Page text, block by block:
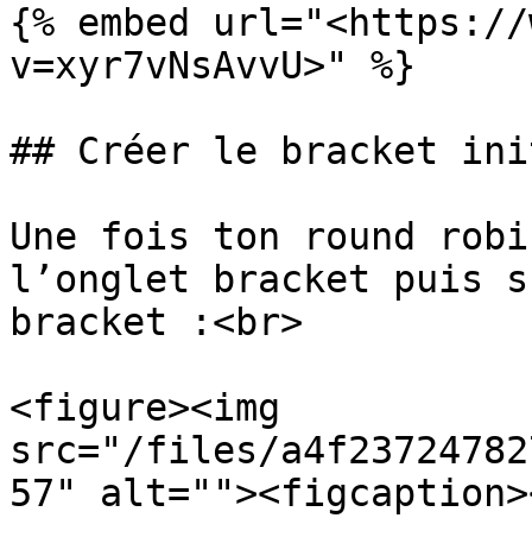
{% embed url="<https://
v=xyr7vNsAvvU>" %}
## Créer le bracket
Une fois ton round
l’onglet bracket puis
bracket :<br>
<figure><img
src="/files/
57"